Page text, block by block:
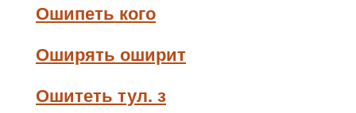
Ошипеть кого
Оширять оширит
Ошитеть тул. з